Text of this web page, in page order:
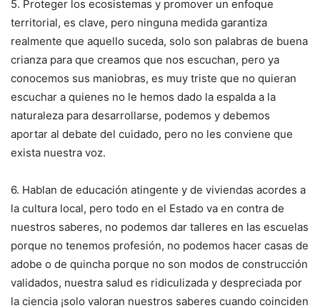
5. Proteger los ecosistemas y promover un enfoque
territorial, es clave, pero ninguna medida garantiza
realmente que aquello suceda, solo son palabras de buena
crianza para que creamos que nos escuchan, pero ya
conocemos sus maniobras, es muy triste que no quieran
escuchar a quienes no le hemos dado la espalda a la
naturaleza para desarrollarse, podemos y debemos
aportar al debate del cuidado, pero no les conviene que
exista nuestra voz.
6. Hablan de educación atingente y de viviendas acordes a
la cultura local, pero todo en el Estado va en contra de
nuestros saberes, no podemos dar talleres en las escuelas
porque no tenemos profesión, no podemos hacer casas de
adobe o de quincha porque no son modos de construcción
validados, nuestra salud es ridiculizada y despreciada por
la ciencia ¡solo valoran nuestros saberes cuando coinciden